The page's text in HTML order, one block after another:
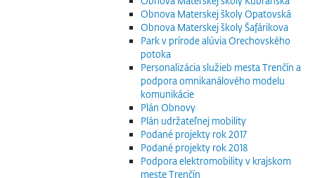
Obnova Materskej školy Opatovská
Obnova Materskej školy Šafárikova
Park v prírode alúvia Orechovského
potoka
Personalizácia služieb mesta Trenčín a
podpora omnikanálového modelu
komunikácie
Plán Obnovy
Plán udržateľnej mobility
Podané projekty rok 2017
Podané projekty rok 2018
Podpora elektromobility v krajskom
meste Trenčín